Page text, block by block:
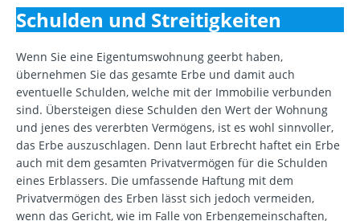
Schulden und Streitigkeiten
Wenn Sie eine Eigentumswohnung geerbt haben,
übernehmen Sie das gesamte Erbe und damit auch
eventuelle Schulden, welche mit der Immobilie verbunden
sind. Übersteigen diese Schulden den Wert der Wohnung
und jenes des vererbten Vermögens, ist es wohl sinnvoller,
das Erbe auszuschlagen. Denn laut Erbrecht haftet ein Erbe
auch mit dem gesamten Privatvermögen für die Schulden
eines Erblassers. Die umfassende Haftung mit dem
Privatvermögen des Erben lässt sich jedoch vermeiden,
wenn das Gericht, wie im Falle von Erbengemeinschaften,